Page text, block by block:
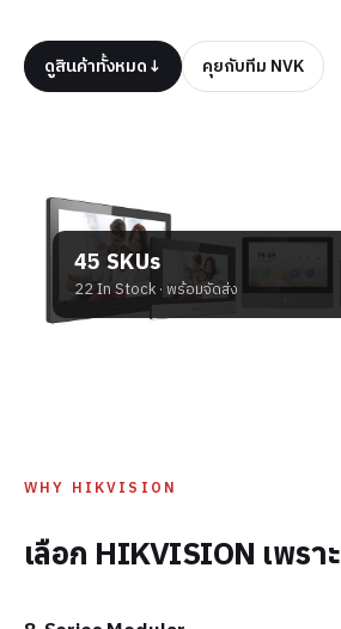
ดูสินค้าทั้งหมด↓ คุยกับทีม NVK
45 SKUs
22 In Stock · พร้อมจัดส่ง
WHY HIKVISION
เลือก HIKVISION เพราะ